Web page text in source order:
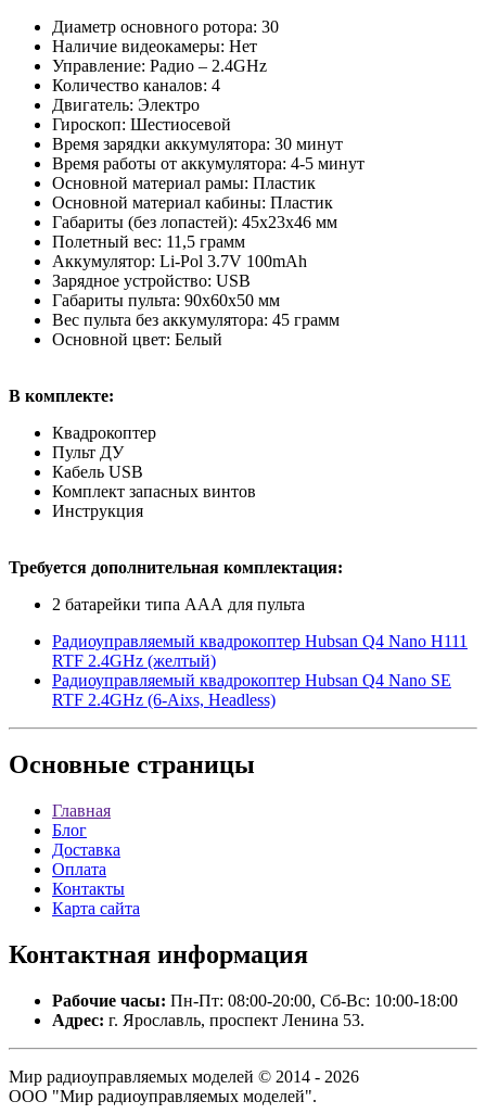
Диаметр основного ротора: 30
Наличие видеокамеры: Нет
Управление: Радио – 2.4GHz
Количество каналов: 4
Двигатель: Электро
Гироскоп: Шестиосевой
Время зарядки аккумулятора: 30 минут
Время работы от аккумулятора: 4-5 минут
Основной материал рамы: Пластик
Основной материал кабины: Пластик
Габариты (без лопастей): 45x23x46 мм
Полетный вес: 11,5 грамм
Аккумулятор: Li-Pol 3.7V 100mAh
Зарядное устройство: USB
Габариты пульта: 90x60x50 мм
Вес пульта без аккумулятора: 45 грамм
Основной цвет: Белый
В комплекте:
Квадрокоптер
Пульт ДУ
Кабель USB
Комплект запасных винтов
Инструкция
Требуется дополнительная комплектация:
2 батарейки типа ААА для пульта
Радиоуправляемый квадрокоптер Hubsan Q4 Nano H111
RTF 2.4GHz (желтый)
Радиоуправляемый квадрокоптер Hubsan Q4 Nano SE
RTF 2.4GHz (6-Aixs, Headless)
Основные страницы
Главная
Блог
Доставка
Оплата
Контакты
Карта сайта
Контактная информация
Рабочие часы: Пн-Пт: 08:00-20:00, Сб-Вс: 10:00-18:00
Адрес: г. Ярославль, проспект Ленина 53.
Мир радиоуправляемых моделей © 2014 - 2026
ООО "Мир радиоуправляемых моделей".